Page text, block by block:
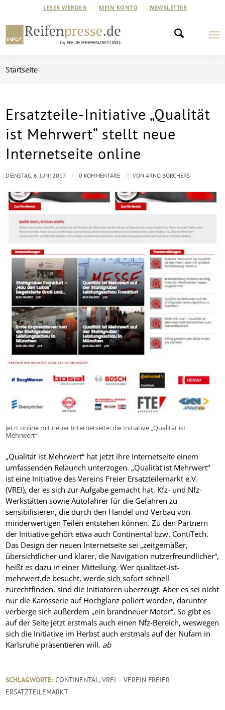
LESER WERDEN MEIN KONTO NEWSLETTER
Startseite
Ersatzteile-Initiative „Qualität
ist Mehrwert“ stellt neue
Internetseite online
Jetzt online mit neuer Internetseite: die Initiative „Qualität ist
Mehrwert“
„Qualität ist Mehrwert“ hat jetzt ihre Internetseite einem
umfassenden Relaunch unterzogen. „Qualität ist Mehrwert“
ist eine Initiative des Vereins Freier Ersatzteilemarkt e.V.
(VREI), der es sich zur Aufgabe gemacht hat, Kfz- und Nfz-
Werkstätten sowie Autofahrer für die Gefahren zu
sensibilisieren, die durch den Handel und Verbau von
minderwertigen Teilen entstehen können. Zu den Partnern
der Initiative gehört etwa auch Continental bzw. ContiTech.
Das Design der neuen Internetseite sei „zeitgemäßer,
übersichtlicher und klarer, die Navigation nutzerfreundlicher“,
heißt es dazu in einer Mitteilung. Wer qualitaet-ist-
mehrwert.de besucht, werde sich sofort schnell
zurechtfinden, sind die Initiatoren überzeugt. Aber es sei nicht
nur die Karosserie auf Hochglanz poliert worden, darunter
verberge sich außerdem „ein brandneuer Motor“. So gibt es
auf der Seite jetzt erstmals auch einen Nfz-Bereich, weswegen
sich die Initiative im Herbst auch erstmals auf der Nufam in
Karlsruhe präsentieren will. ab
DIENSTAG, 6. JUNI 2017 / 0 KOMMENTARE / VONARNO BORCHERS
SCHLAGWORTE: CONTINENTAL,VREI – VEREIN FREIER
ERSATZTEILEMARKT